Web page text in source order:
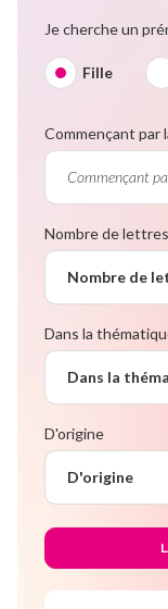
Je cherche un
Fille
Commençant par
Nombre de
Nombre de
Dans la
Dans la
D'origine
D'origine